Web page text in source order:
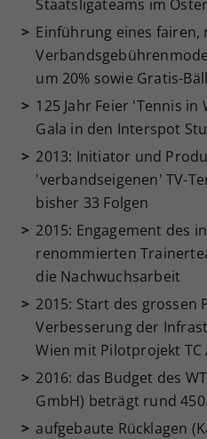
Staatsligateams im
Einführung eines fairen,
um 20% sowie Gratis-
125 Jahr Feier 'Tennis
Gala in den Interspot
2013: Initiator und
'verbandseigenen' TV-
bisher 33 Folgen
2015: Engagement des
renommierten
die Nachwuchsarbeit
2015: Start des grossen
Verbesserung der
Wien mit Pilotprojekt TC
2016: das Budget des
GmbH) beträgt rund
aufgebaute Rücklagen